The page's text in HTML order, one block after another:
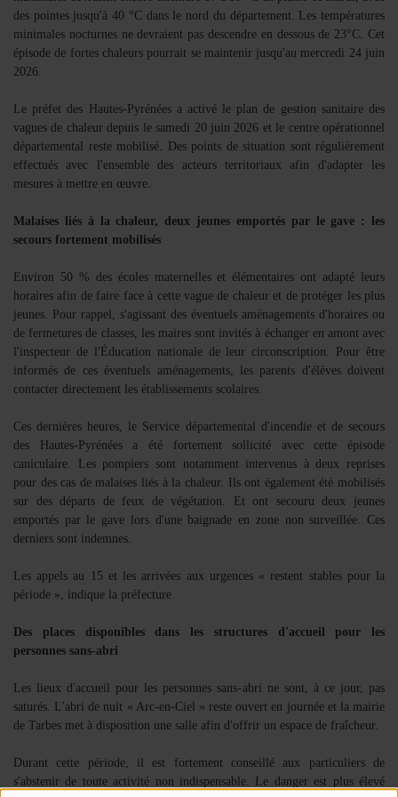
Se connecter
des pointes jusqu'à 40 °C dans le nord du département. Les températures
minimales nocturnes ne devraient pas descendre en dessous de 23°C. Cet
épisode de fortes chaleurs pourrait se maintenir jusqu'au mercredi 24 juin
2026.
Le préfet des Hautes-Pyrénées a activé le plan de gestion sanitaire des
vagues de chaleur depuis le samedi 20 juin 2026 et le centre opérationnel
départemental reste mobilisé. Des points de situation sont régulièrement
effectués avec l'ensemble des acteurs territoriaux afin d'adapter les
mesures à mettre en œuvre.
Malaises liés à la chaleur, deux jeunes emportés par le gave : les
secours fortement mobilisés
Environ 50 % des écoles maternelles et élémentaires ont adapté leurs
horaires afin de faire face à cette vague de chaleur et de protéger les plus
jeunes. Pour rappel, s'agissant des éventuels aménagements d'horaires ou
de fermetures de classes, les maires sont invités à échanger en amont avec
l'inspecteur de l'Éducation nationale de leur circonscription. Pour être
informés de ces éventuels aménagements, les parents d'élèves doivent
contacter directement les établissements scolaires.
Ces dernières heures, le Service départemental d'incendie et de secours
des Hautes-Pyrénées a été fortement sollicité avec cette épisode
caniculaire. Les pompiers sont notamment intervenus à deux reprises
pour des cas de malaises liés à la chaleur. Ils ont également été mobilisés
sur des départs de feux de végétation. Et ont secouru deux jeunes
emportés par le gave lors d'une baignade en zone non surveillée. Ces
derniers sont indemnes.
Les appels au 15 et les arrivées aux urgences « restent stables pour la
période », indique la préfecture.
Des places disponibles dans les structures d'accueil pour les
personnes sans-abri
Les lieux d'accueil pour les personnes sans-abri ne sont, à ce jour, pas
saturés. L'abri de nuit « Arc-en-Ciel » reste ouvert en journée et la mairie
de Tarbes met à disposition une salle afin d'offrir un espace de fraîcheur.
Durant cette période, il est fortement conseillé aux particuliers de
s'abstenir de toute activité non indispensable. Le danger est plus élevé